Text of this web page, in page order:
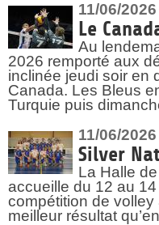
11/06/2026
Le
Au
2026 remporté aux
inclinée jeudi soir en
Canada. Les Bleus
Turquie puis
11/06/2026
Silver
La Halle
accueille du 12 au
compétition de
meilleur résultat